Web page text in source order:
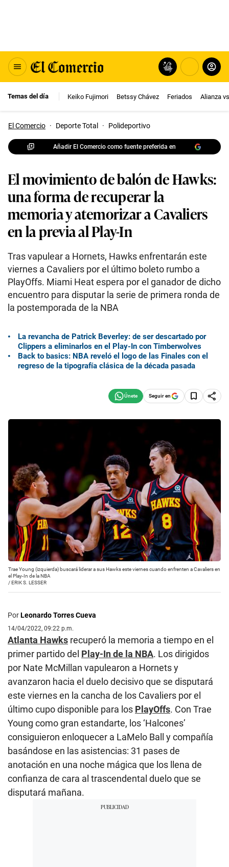
Temas del día Keiko Fujimori Betssy Chávez Feriados Alianza
El Comercio · Deporte Total · Polideportivo
Añadir El Comercio como fuente preferida en
El movimiento de balón de Hawks:
una forma de recuperar la
memoria y atemorizar a Cavaliers
en la previa al Play-In
Tras vapulear a Hornets, Hawks enfrentarán este
viernes a Cavaliers por el último boleto rumbo a
PlayOffs. Miami Heat espera por el ganador de dicho
encuentro para disputar la serie de primera ronda de
la postemporada de la NBA
La revancha de Patrick Beverley: de ser descartado por
Clippers a eliminarlos en el Play-In con Timberwolves
Back to basics: NBA reveló el logo de las Finales con el
regreso de la tipografía clásica de la década pasada
Seguir en
Trae Young (izquierda) buscará liderar a sus Hawks este viernes cuando enfrenten a Cavaliers en
el Play-In de la NBA
/ERIK S. LESSER
PorLeonardo Torres Cueva
14/04/2022, 09:22 p.m.
Atlanta Hawks recuperó la memoria a tiempo en el
primer partido del Play-In de la NBA. Los dirigidos
por Nate McMillan vapulearon a Hornets y
avanzaron hacia el duelo decisivo que se disputará
este viernes en la cancha de los Cavaliers por el
último cupo disponible para los PlayOffs. Con Trae
Young como gran estandarte, los ‘Halcones’
consiguieron enloquecer a LaMelo Ball y compañía
basándose en las asistencias: 31 pases de
anotación en una noche mágica que los llena de
confianza de cara al trascendental duelo que se
disputará mañana.